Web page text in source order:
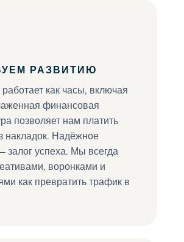
РАЗВИТИЮ
как часы, включая
финансовая
позволяет нам платить
накладок. Надёжное
залог успеха. Мы всегда
воронками и
как превратить трафик в